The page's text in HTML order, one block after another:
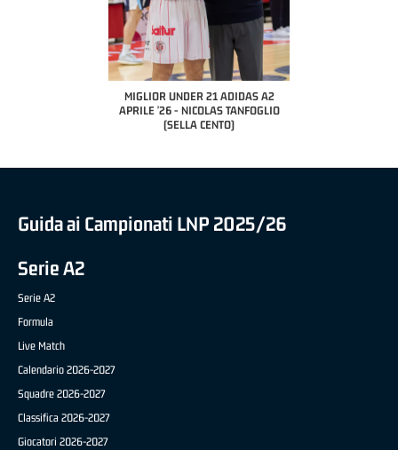
MIGLIOR UNDER 21 ADIDAS A2
APRILE '26 - NICOLAS TANFOGLIO
(SELLA CENTO)
Guida ai Campionati LNP 2025/26
Serie A2
Serie A2
Formula
Live Match
Calendario 2026-2027
Squadre 2026-2027
Classifica 2026-2027
Giocatori 2026-2027